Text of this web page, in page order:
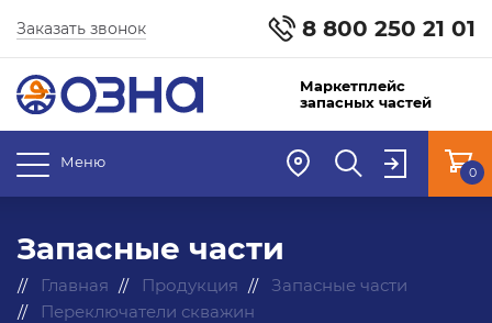
8 800 250 21 01
Заказать звонок
Маркетплейс
запасных частей
Меню
0
Запасные части
Главная Продукция
Запасные части
Переключатели скважин